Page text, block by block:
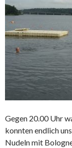
Gegen 20.00 Uhr
konnten endlich
Nudeln mit